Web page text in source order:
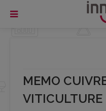
MEMO
VITICULTURE